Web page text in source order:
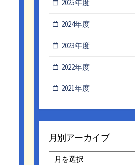
2025年度
2024年度
2023年度
2022年度
2021年度
月別アーカイブ